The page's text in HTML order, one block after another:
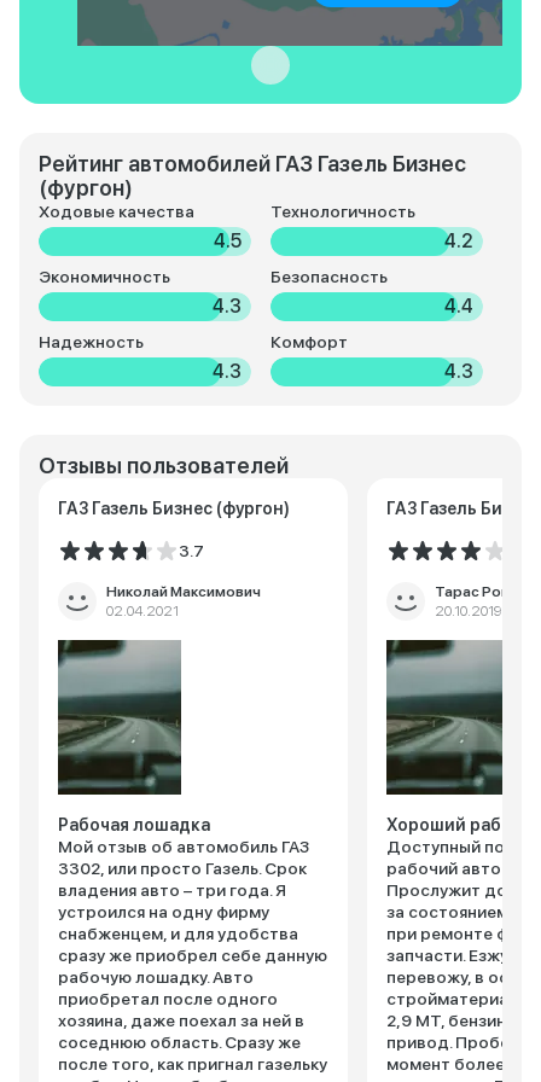
Рейтинг автомобилей ГАЗ Газель Бизнес
(фургон)
Ходовые качества
4.5
Технологичность
4.2
Экономичность
4.3
Безопасность
4.4
Надежность
4.3
Комфорт
4.3
Отзывы пользователей
ГАЗ Газель Бизнес (фургон)
3.7
Николай Максимович
02.04.2021
Рабочая лошадка
Мой отзыв об автомобиль ГАЗ
3302, или просто Газель. Срок
владения авто – три года. Я
устроился на одну фирму
снабженцем, и для удобства
сразу же приобрел себе данную
рабочую лошадку. Авто
приобретал после одного
хозяина, даже поехал за ней в
соседнюю область. Сразу же
после того, как пригнал газельку
ГАЗ Газель
Тарас
20.10.2019
Хороший
Доступный по
рабочий
Прослужит долго,
за состоянием и
при ремонте
запчасти. Езжу с
перевожу, в
стройматериалы.
2,9 МТ, бензин,
привод. Пробег в
момент более